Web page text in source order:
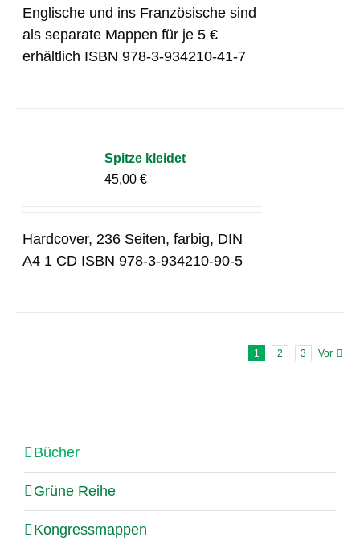
Englische und ins Französische sind
als separate Mappen für je 5 €
erhältlich ISBN 978-3-934210-41-7
Spitze kleidet
45,00€
Hardcover, 236 Seiten, farbig, DIN
A4 1 CD ISBN 978-3-934210-90-5
1 2 3 Vor
Bücher
Grüne Reihe
Kongressmappen